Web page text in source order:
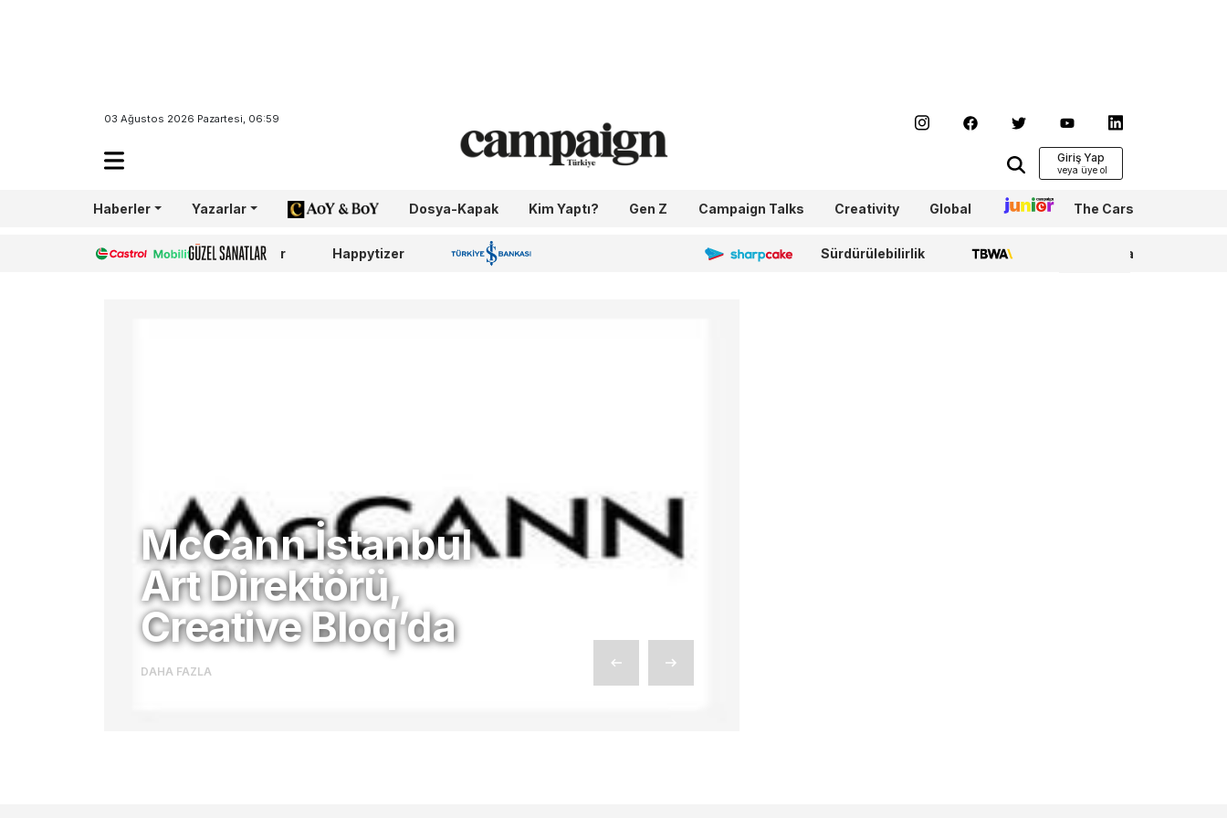
03 Ağustos 2026 Pazartesi, 06:59
Giriş Yap
Haberler Yazarlar AoY/BoY Dosya-Kapak Kim Yaptı? Gen Z Campaign Talks Creativity Global Junior The Cars
Castrol Güzel Sanatlar Happytizer İş Bankası 100.Yıl Sharpcake Sürdürülebilirlik TBWA WPP Media
McCann İstanbul
Art Direktörü,
Creative Bloq’da
DAHA FAZLA